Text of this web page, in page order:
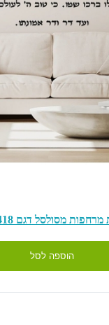
מסולסל דגם 418
הוספה לסל